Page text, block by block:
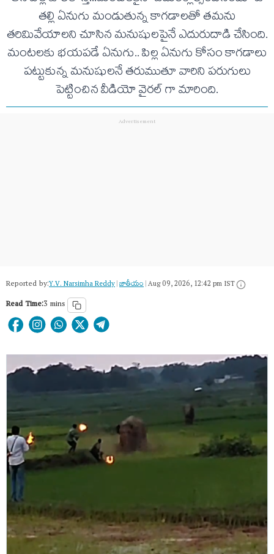
తల్లి ఏనుగు మండుతున్న కాగడాలతో తమను
తరిమివేయాలని చూసిన మనుషులపైనే ఎదురుదాడి చేసింది.
మంటలకు భయపడే ఏనుగు.. పిల్ల ఏనుగు కోసం కాగడాలు
పట్టుకున్న మనుషులనే తరుముతూ వారిని పరుగులు
పెట్టించిన వీడియో వైరల్ గా మారింది.
Reported by:Y.V. Narsimha Reddy|జాతీయం|Aug 09, 2026, 12:42 pm IST
Read Time:3 mins